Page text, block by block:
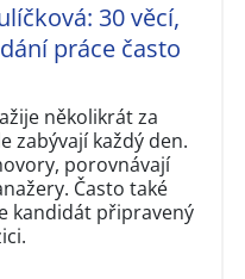
30 věcí,
práce často
několikrát za
zabývají každý den.
porovnávají
Často také
kandidát připravený